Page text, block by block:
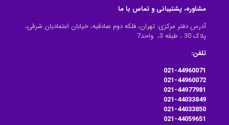
مشاوره، پشتیبانی و تماس با ما
آدرس دفتر مرکزی: تهران، فلکه دوم صادقیه، خیابان اعتمادیان شرقی،
پلاک 30 ، طبقه 3، واحد7
تلفن:
021-44960071
021-44960072
021-44977981
021-44033849
021-44033850
021-44059651